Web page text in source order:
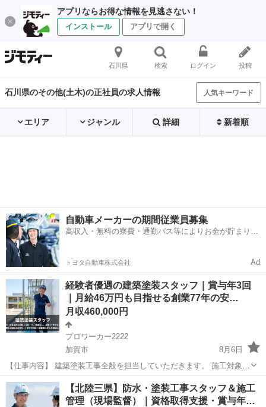
アプリならお得な情報を見逃さない！
インストール アプリで開く
石川県 検索 ログイン 投稿
石川県のその他(土木)の正社員の求人情報 人気キーワード
エリア ジャンル 詳細 新着順
自動車メーカーの期間従業員募集
高収入・無料の寮費・通勤バス等によりお金が貯まりや
トヨタ自動車株式会社 Ad
経験者優遇の建築塗装スタッフ｜賞与年3回
｜月給46万円も目指せる創業77年の安…
月収460,000円
プロワーカー2222
加賀市
8月6日
【仕事内容】 建築塗装工事全般を担当していただきます。 施工対象は
公共施設を中心に、住宅・店舗・工場・橋梁など多岐にわたります。
＜主な業務内容＞ ・建物や構造物の塗装作業 ・刷毛、ローラー、吹付
による塗装...
石川 加賀市 その他
【北陸三県】防水・塗装工事スタッフ＆施工
管理（現場監督）｜資格取得支援・賞与年…